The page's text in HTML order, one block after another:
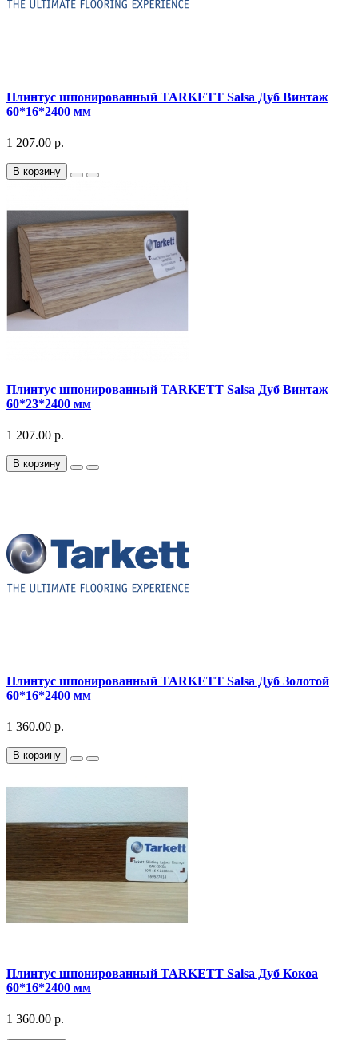
Плинтус шпонированный TARKETT Salsa Дуб Винтаж
60*16*2400 мм
1 207.00 р.
В корзину
Плинтус шпонированный TARKETT Salsa Дуб Винтаж
60*23*2400 мм
1 207.00 р.
В корзину
Плинтус шпонированный TARKETT Salsa Дуб Золотой
60*16*2400 мм
1 360.00 р.
В корзину
Плинтус шпонированный TARKETT Salsa Дуб Кокоа
60*16*2400 мм
1 360.00 р.